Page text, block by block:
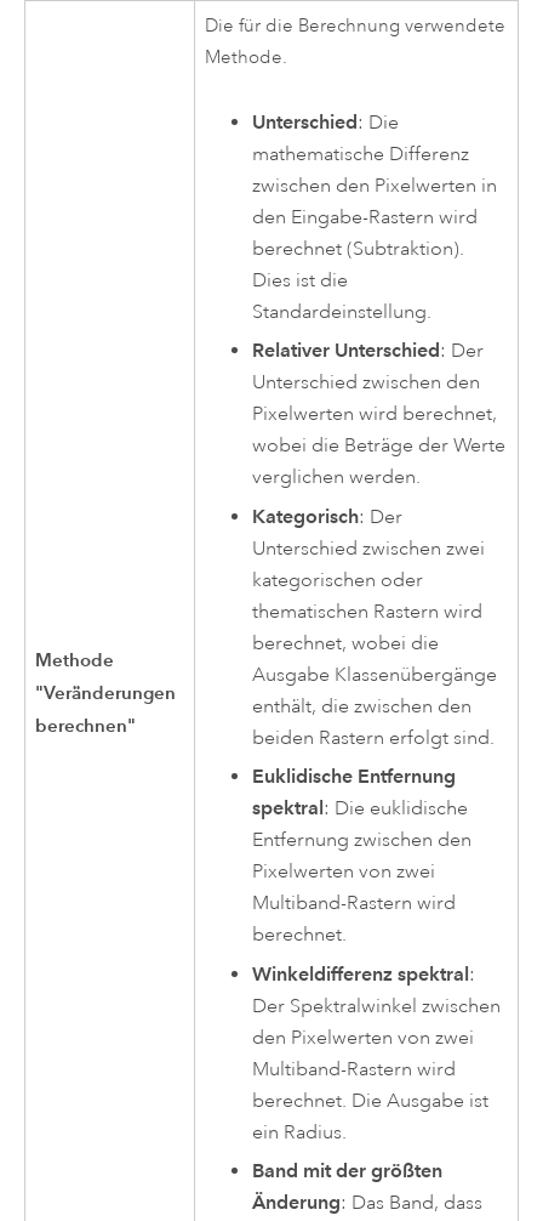
Methode
"Veränderungen
berechnen"
Die für die Berechnung verwendete
Methode.
Unterschied: Die
mathematische Differenz
zwischen den Pixelwerten in
den Eingabe-Rastern wird
berechnet (Subtraktion).
Dies ist die
Standardeinstellung.
Relativer Unterschied: Der
Unterschied zwischen den
Pixelwerten wird berechnet,
wobei die Beträge der Werte
verglichen werden.
Kategorisch: Der
Unterschied zwischen zwei
kategorischen oder
thematischen Rastern wird
berechnet, wobei die
Ausgabe Klassenübergänge
enthält, die zwischen den
beiden Rastern erfolgt sind.
Euklidische Entfernung
spektral : Die euklidische
Entfernung zwischen den
Pixelwerten von zwei
Multiband-Rastern wird
berechnet.
Winkeldifferenz spektral:
Der Spektralwinkel zwischen
den Pixelwerten von zwei
Multiband-Rastern wird
berechnet. Die Ausgabe ist
ein Radius.
Band mit der größten
Änderung: Das Band, dass